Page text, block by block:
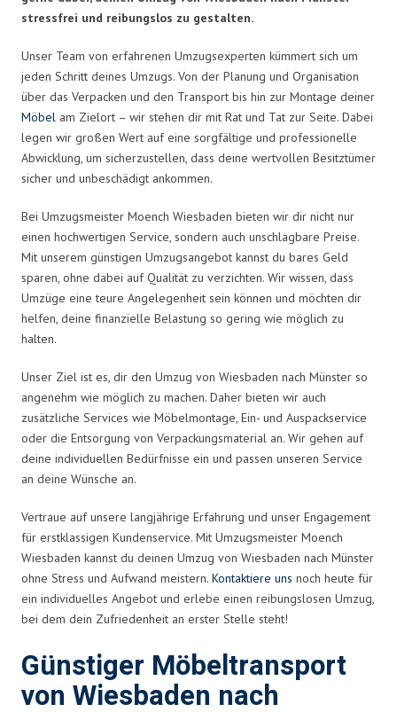
stressfrei und reibungslos zu gestalten.
Unser Team von erfahrenen Umzugsexperten kümmert sich um
jeden Schritt deines Umzugs. Von der Planung und Organisation
über das Verpacken und den Transport bis hin zur Montage deiner
Möbel am Zielort – wir stehen dir mit Rat und Tat zur Seite. Dabei
legen wir großen Wert auf eine sorgfältige und professionelle
Abwicklung, um sicherzustellen, dass deine wertvollen Besitztümer
sicher und unbeschädigt ankommen.
Bei Umzugsmeister Moench Wiesbaden bieten wir dir nicht nur
einen hochwertigen Service, sondern auch unschlagbare Preise.
Mit unserem günstigen Umzugsangebot kannst du bares Geld
sparen, ohne dabei auf Qualität zu verzichten. Wir wissen, dass
Umzüge eine teure Angelegenheit sein können und möchten dir
helfen, deine finanzielle Belastung so gering wie möglich zu
halten.
Unser Ziel ist es, dir den Umzug von Wiesbaden nach Münster so
angenehm wie möglich zu machen. Daher bieten wir auch
zusätzliche Services wie Möbelmontage, Ein- und Auspackservice
oder die Entsorgung von Verpackungsmaterial an. Wir gehen auf
deine individuellen Bedürfnisse ein und passen unseren Service
an deine Wünsche an.
Vertraue auf unsere langjährige Erfahrung und unser Engagement
für erstklassigen Kundenservice. Mit Umzugsmeister Moench
Wiesbaden kannst du deinen Umzug von Wiesbaden nach Münster
ohne Stress und Aufwand meistern. Kontaktiere uns noch heute für
ein individuelles Angebot und erlebe einen reibungslosen Umzug,
bei dem dein Zufriedenheit an erster Stelle steht!
Günstiger Möbeltransport
von Wiesbaden nach